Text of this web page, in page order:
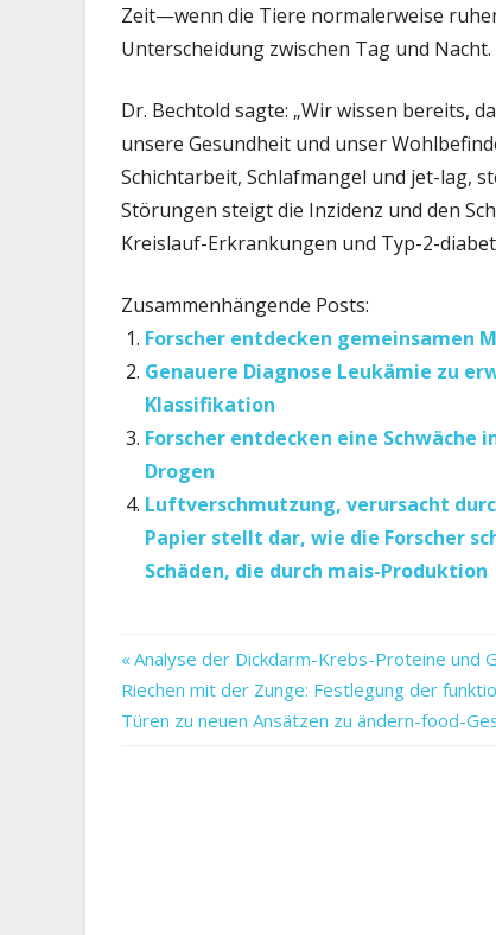
Zeit—wenn die Tiere normalerweise
Unterscheidung zwischen Tag und Nacht.
Dr. Bechtold sagte: „Wir wissen bereits,
unsere Gesundheit und unser
Schichtarbeit, Schlafmangel und jet-lag,
Störungen steigt die Inzidenz und den
Kreislauf-Erkrankungen und Typ-2-
Zusammenhängende Posts:
Forscher entdecken gemeinsamen
Genauere Diagnose Leukämie zu
Klassifikation
Forscher entdecken eine
Drogen
Luftverschmutzung, verursacht
Papier stellt dar, wie die Forscher
Schäden, die durch mais-Produktion
entdecken
Essen-
Beitragsnavigation
Vorheriger
Beitrag:
Analyse der Dickdarm-Krebs-Proteine und
Nächster
Beitrag:
Riechen mit der Zunge: Festlegung der
Türen zu neuen Ansätzen zu ändern-food-